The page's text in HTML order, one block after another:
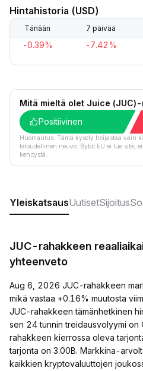
Hintahistoria (USD)
Tänään 7 päivää
-0.39% -7.42%
Mitä mieltä olet Juice
Positiivinen
Huomautus: Tämä kysely heijastaa vain
taloudellinen neuvo. Bybit EU ei tue sitä,
kehitystä.
YleiskatsausUutisetSijoitus
JUC-rahakkeen
yhteenveto
Aug 6, 2026 JUC-rahakkeen
mikä vastaa +0.16% muutosta
JUC-rahakkeen tämänhetkinen
sen 24 tunnin treidausvolyymi on
rahakkeen kierrossa oleva
tarjonta on 3.00B. Markkina-
kaikkien kryptovaluuttojen